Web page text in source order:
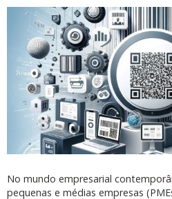
No mundo empresarial
pequenas e médias empresas